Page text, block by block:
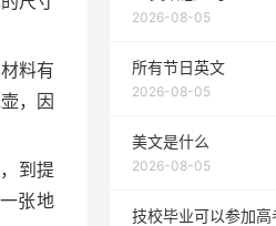
料有
，因
到提
张地
2026-08-05
所有节日英文
2026-08-05
美文是什么
2026-08-05
技校毕业可以参加高